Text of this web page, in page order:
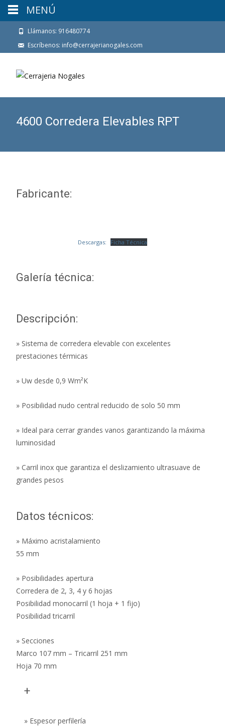
Llámanos: 916480774
Escríbenos: info@cerrajerianogales.com
4600 Corredera Elevables RPT
Fabricante:
Descargas: Ficha Técnica
Galería técnica:
Descripción:
» Sistema de corredera elevable con excelentes
prestaciones térmicas
» Uw desde 0,9 Wm²K
» Posibilidad nudo central reducido de solo 50 mm
» Ideal para cerrar grandes vanos garantizando la máxima
luminosidad
» Carril inox que garantiza el deslizamiento ultrasuave de
grandes pesos
Datos técnicos:
» Máximo acristalamiento
55 mm
» Posibilidades apertura
Corredera de 2, 3, 4 y 6 hojas
Posibilidad monocarril (1 hoja + 1 fijo)
Posibilidad tricarril
» Secciones
Marco 107 mm – Tricarril 251 mm
Hoja 70 mm
+
» Espesor perfilería
MENÚ